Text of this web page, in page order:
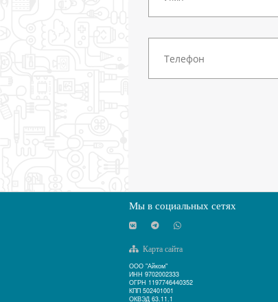
Мы в социальных сетях
Карта сайта
ООО "Айком"
ИНН 9702002333
ОГРН 1197746440352
КПП 502401001
ОКВЭД 63.11.1